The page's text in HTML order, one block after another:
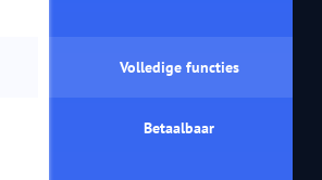
Volledige functies
Betaalbaar